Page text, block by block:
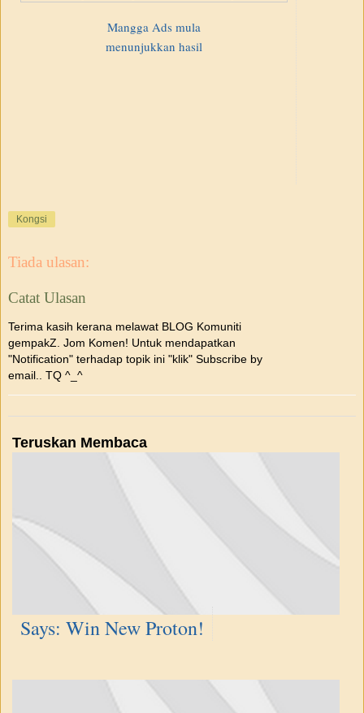
Mangga Ads mula
menunjukkan hasil
Kongsi
Tiada ulasan:
Catat Ulasan
Terima kasih kerana melawat BLOG Komuniti
gempakZ. Jom Komen! Untuk mendapatkan
"Notification" terhadap topik ini "klik" Subscribe by
email.. TQ ^_^
Teruskan Membaca
Says: Win New Proton!